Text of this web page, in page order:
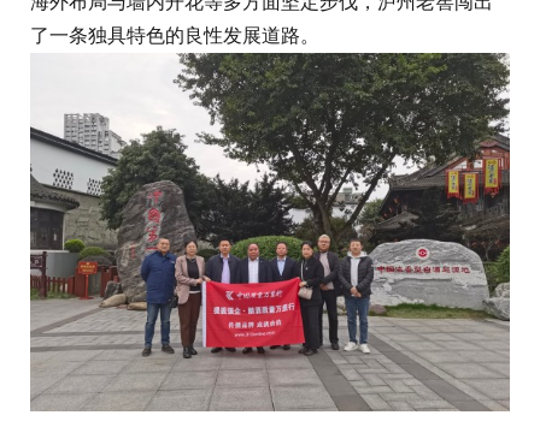
了一条独具特色的良性发展道路。